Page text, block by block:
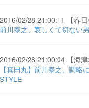
2016/02/28 21:00:11 【春日
前川泰之、哀しくて切ない
2016/02/28 21:00:04 【海津
【真田丸】前川泰之、調略
STYLE